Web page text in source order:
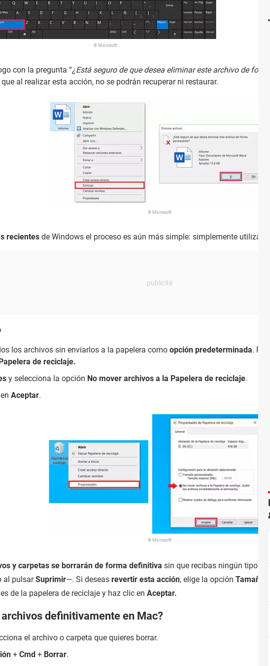
© Microsoft
con la pregunta “¿Está seguro de que desea eliminar este archivo de
al realizar esta acción, no se podrán recuperar ni restaurar.
© Microsoft
recientes de Windows el proceso es aún más simple: simplemente utiliza el
los archivos sin enviarlos a la papelera como opción predeterminada.
de reciclaje.
y selecciona la opción No mover archivos a la Papelera de reciclaje.
Aceptar.
© Microsoft
y carpetas se borrarán de forma definitiva sin que recibas ningún tipo de
al pulsarSuprimir—. Si deseas revertir esta acción, elige la opción Tamaño
de la papelera de reciclaje y haz clic en Aceptar.
definitivamente en Mac?
el archivo o carpeta que quieres borrar.
+ Cmd + Borrar.